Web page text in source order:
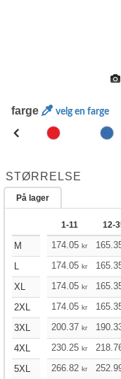
farge velg en farge
STØRRELSE
På lager
1-11 12-
M 174.05 kr
L
174.05 kr
XL
174.05 kr
2XL
174.05 kr
3XL
200.37 kr
4XL
230.25 kr
5XL
266.82 kr